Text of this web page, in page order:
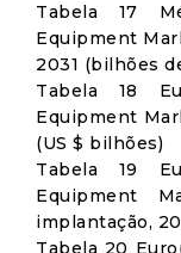
Tabela 17
Equipment
2031 (bilhões
Tabela 18
Equipment
(US $ bilhões)
Tabela 19
Equipment
implantação,
Tabela 20